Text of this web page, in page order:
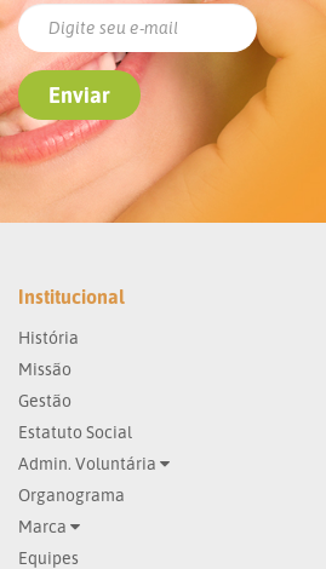
Institucional
História
Missão
Gestão
Estatuto Social
Admin. Voluntária
Organograma
Marca
Equipes